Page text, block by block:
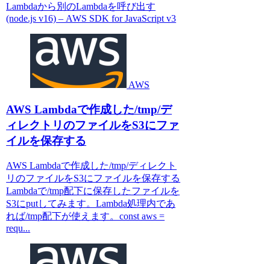
Lambdaから別のLambdaを呼び出す
(node.js v16) – AWS SDK for JavaScript v3
AWS
AWS Lambdaで作成した/tmp/デ
ィレクトリのファイルをS3にファ
イルを保存する
AWS Lambdaで作成した/tmp/ディレクト
リのファイルをS3にファイルを保存する
Lambdaで/tmp配下に保存したファイルを
S3にputしてみます。Lambda処理内であ
れば/tmp配下が使えます。const aws =
requ...